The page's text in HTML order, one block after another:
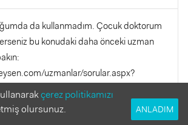
da kullanmadım. Çocuk doktorum
bu konudaki daha önceki uzman
uzmanlar/sorular.aspx?
çerez politikamızı
olursunuz.
ANLADIM